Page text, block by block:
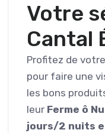
Votre
Cantal
Profitez de
pour faire une
les bons
leur Ferme ô
jours/2 nuits